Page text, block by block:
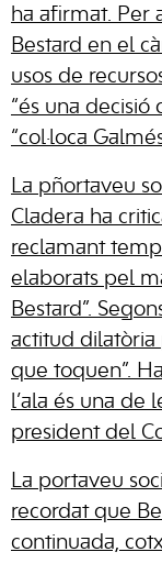
ha afirmat. Per
Bestard en el
usos de
“és una decisió
“col·loca
La pñortaveu
Cladera ha
reclamant
elaborats pel
Bestard”.
actitud dilatòria
que toquen”.
l’ala és una de
president del
La portaveu
recordat que
continuada,